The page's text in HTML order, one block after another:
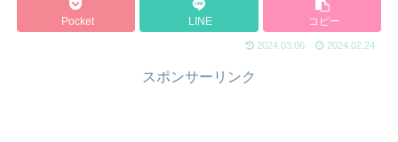
Pocket LINE コピー
2024.03.06 2024.02.24
スポンサーリンク